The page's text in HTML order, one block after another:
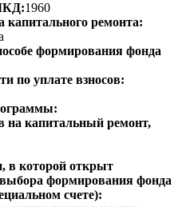
1960
ремонта:
формирования фонда
по уплате взносов:
на капитальный ремонт,
в которой открыт
формирования фонда
счете):